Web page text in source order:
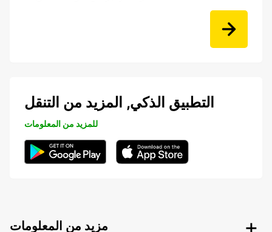
التطبيق الذكي, المزيد من التنقل
للمزيد من المعلومات
مزيد من المعلومات